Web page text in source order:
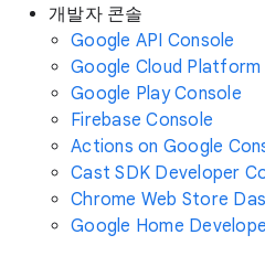
개발자 콘솔
Google API Console
Google Cloud Platform
Google Play Console
Firebase Console
Actions on Google
Cast SDK Developer
Chrome Web Store
Google Home